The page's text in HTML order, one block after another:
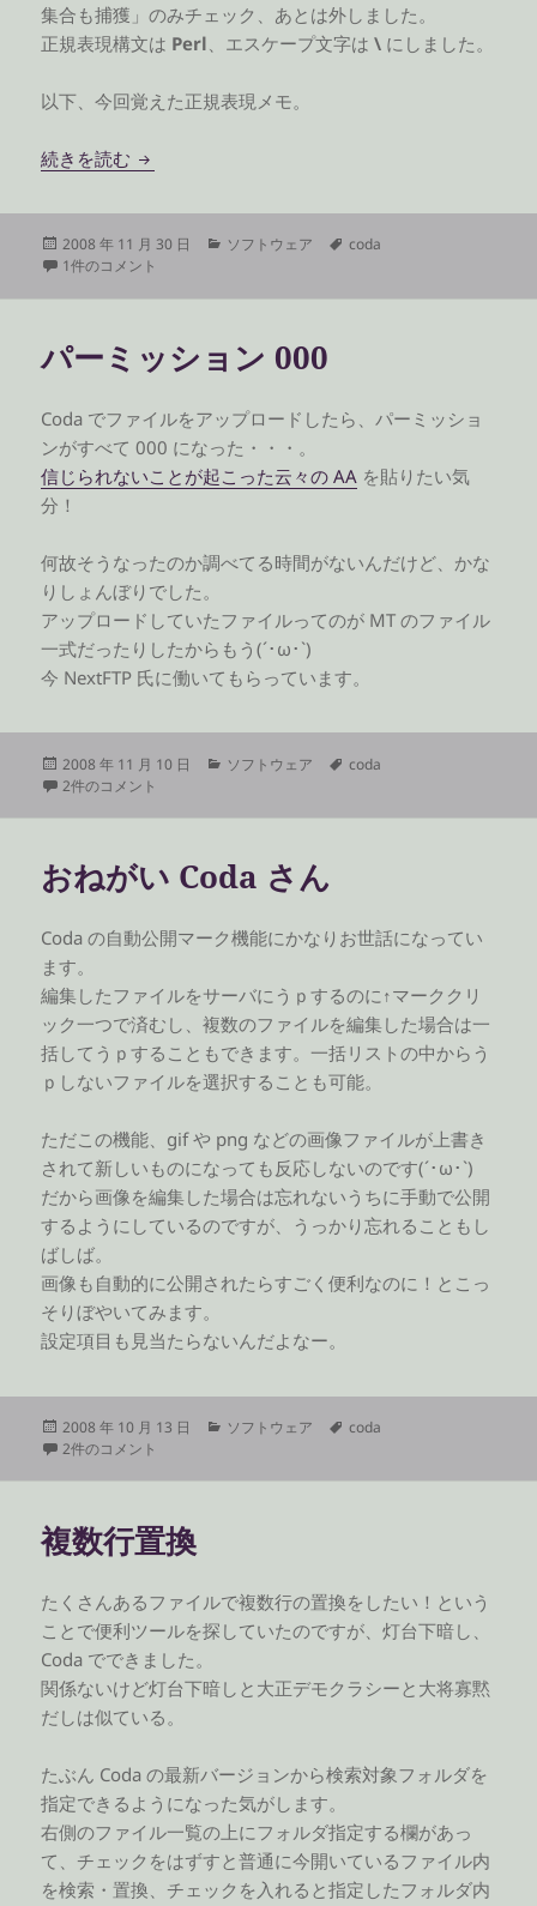
集合も捕獲」のみチェック、あとは外しました。
正規表現構文は Perl 、エスケープ文字は\ にしました。
以下、今回覚えた正規表現メモ。
続きを読む Coda で正規表現を使うメモ
投
稿
2008 年 11 月 30 日
カ
ソフトウェア
タ
coda
Coda で正規表現を使うメモ への
1件のコメント
パーミッション 000
Coda でファイルをアップロードしたら、パーミッショ
ンがすべて 000 になった・・・。
信じられないことが起こった云々の AA を貼りたい気
分！
何故そうなったのか調べてる時間がないんだけど、かな
りしょんぼりでした。
アップロードしていたファイルってのが MT のファイル
一式だったりしたからもう(´･ω･`)
今 NextFTP 氏に働いてもらっています。
投
稿
2008 年 11 月 10 日
カ
ソフトウェア
タ
coda
パーミッション 000 への
2件のコメント
おねがい Coda さん
Coda の自動公開マーク機能にかなりお世話になってい
ます。
編集したファイルをサーバにうｐするのに↑マーククリ
ック一つで済むし、複数のファイルを編集した場合は一
括してうｐすることもできます。一括リストの中からう
ｐしないファイルを選択することも可能。
ただこの機能、gif や png などの画像ファイルが上書き
されて新しいものになっても反応しないのです(´･ω･`)
だから画像を編集した場合は忘れないうちに手動で公開
するようにしているのですが、うっかり忘れることもし
ばしば。
画像も自動的に公開されたらすごく便利なのに！とこっ
そりぼやいてみます。
設定項目も見当たらないんだよなー。
投
稿
2008 年 10 月 13 日
カ
ソフトウェア
タ
coda
おねがい Coda さん への
2件のコメント
複数行置換
たくさんあるファイルで複数行の置換をしたい！という
ことで便利ツールを探していたのですが、灯台下暗し、
Coda でできました。
関係ないけど灯台下暗しと大正デモクラシーと大将寡黙
だしは似ている。
たぶん Coda の最新バージョンから検索対象フォルダを
指定できるようになった気がします。
右側のファイル一覧の上にフォルダ指定する欄があっ
て、チェックをはずすと普通に今開いているファイル内
を検索・置換、チェックを入れると指定したフォルダ内